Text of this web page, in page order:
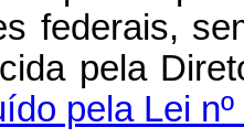
federais,
pela
pela Lei